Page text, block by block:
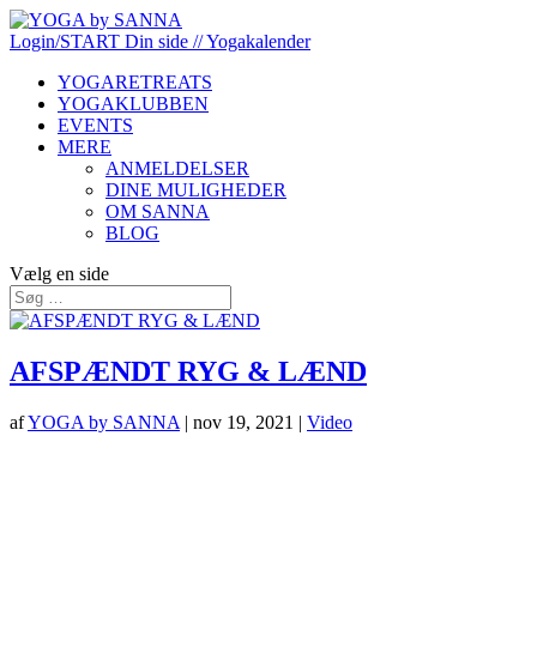
Login/START Din side // Yogakalender
YOGARETREATS
YOGAKLUBBEN
EVENTS
MERE
ANMELDELSER
DINE MULIGHEDER
OM SANNA
BLOG
Vælg en side
AFSPÆNDT RYG & LÆND
afYOGA by SANNA | nov 19, 2021 | Video